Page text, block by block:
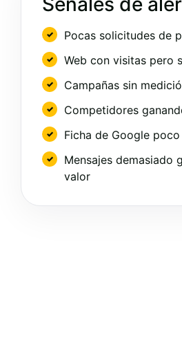
Pocas solicitudes de
Web con visitas pero
Campañas sin
Competidores
Ficha de Google
Mensajes demasiado
valor